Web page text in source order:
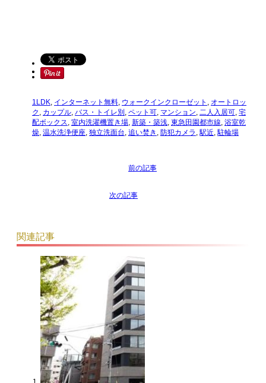
1LDK, インターネット無料, ウォークインクローゼット , オートロッ
ク , カップル, バス・トイレ別 , ペット可, マンション, 二人入居可, 宅
配ボックス, 室内洗濯機置き場, 新築・築浅, 東急田園都市線, 浴室乾
燥, 温水洗浄便座, 独立洗面台, 追い焚き , 防犯カメラ ,駅近,駐輪場
関連記事